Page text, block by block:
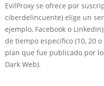
EvilProxy se ofrece por
ciberdelincuente) elige un
ejemplo, Facebook o
de tiempo específico (10, 20
plan que fue publicado por
Dark Web).